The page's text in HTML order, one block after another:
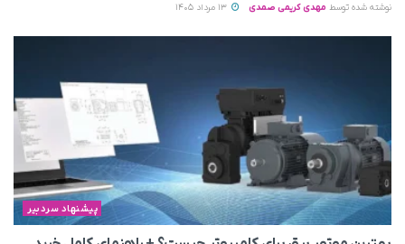
نوشته شده توسط مهدی کریمی صمدی
پیشنهاد سردبیر